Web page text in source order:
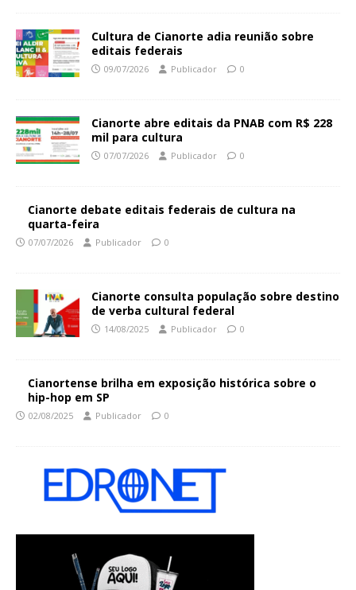
Cultura de Cianorte adia reunião sobre
editais federais
09/07/2026 Publicador 0
Cianorte abre editais da PNAB com R$ 228
mil para cultura
07/07/2026 Publicador 0
Cianorte debate editais federais de cultura na
quarta-feira
07/07/2026 Publicador 0
Cianorte consulta população sobre destino
de verba cultural federal
14/08/2025 Publicador 0
Cianortense brilha em exposição histórica sobre o
hip-hop em SP
02/08/2025 Publicador 0